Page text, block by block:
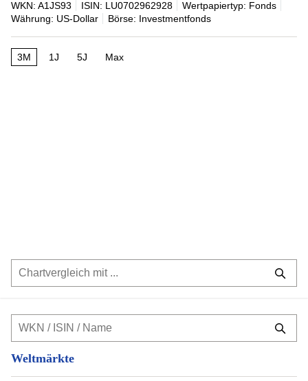
WKN: A1JS93 ISIN: LU0702962928
Wertpapiertyp: Fonds
Währung: US-Dollar
Börse: Investmentfonds
3M 1J 5J Max
Weltmärkte